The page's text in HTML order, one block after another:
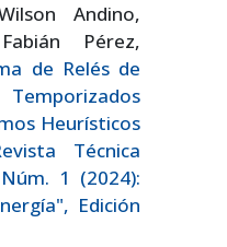
Andino,
Pérez,
de Relés de
Heurísticos
Técnica
1 (2024):
Edición